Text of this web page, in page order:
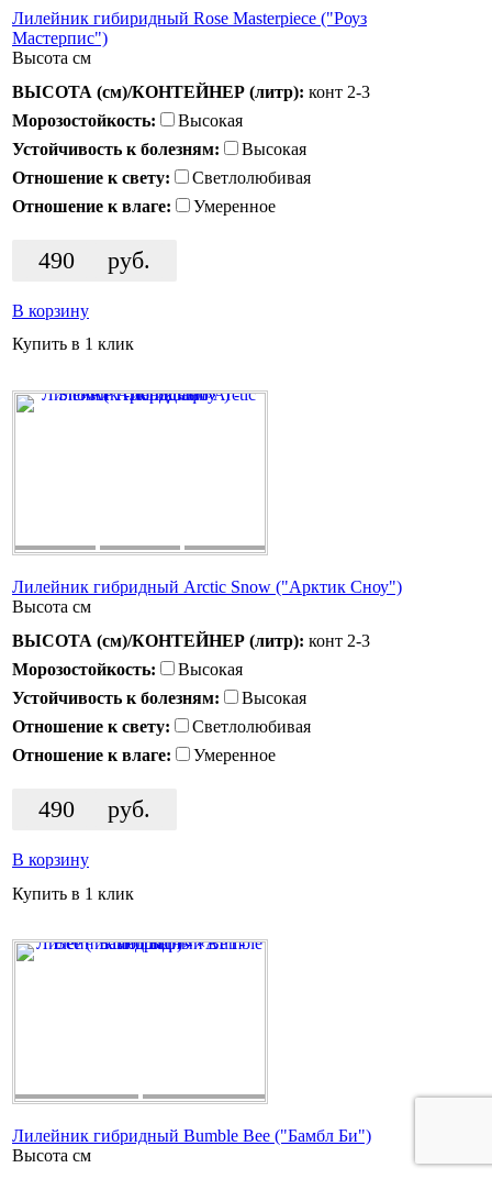
Лилейник гибиридный Rose Masterpiece ("Роуз
Мастерпис")
Высота см
ВЫСОТА (см)/КОНТЕЙНЕР (литр): конт 2-3
Морозостойкость:
Высокая
Устойчивость к болезням:
Высокая
Отношение к свету:
Светлолюбивая
Отношение к влаге:
Умеренное
490 руб.
В корзину
Купить в 1 клик
Лилейник гибридный Arctic Snow ("Арктик Сноу")
Высота см
ВЫСОТА (см)/КОНТЕЙНЕР (литр): конт 2-3
Морозостойкость:
Высокая
Устойчивость к болезням:
Высокая
Отношение к свету:
Светлолюбивая
Отношение к влаге:
Умеренное
490 руб.
В корзину
Купить в 1 клик
Лилейник гибридный Bumble Bee ("Бамбл Би")
Высота см